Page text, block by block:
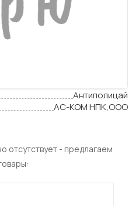
Антиполицай
АС-КОМ НПК,ООО
отсутствует - предлагаем